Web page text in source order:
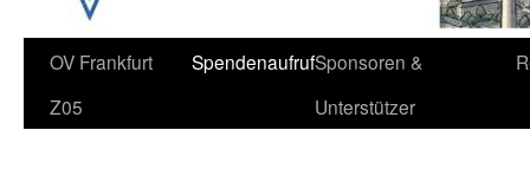
OV Frankfurt
Z05
SpendenaufrufSponsoren &
Unterstützer